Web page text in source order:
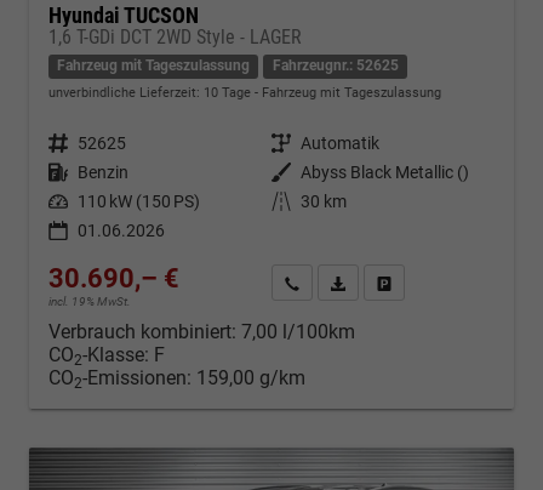
Hyundai TUCSON
1,6 T-GDi DCT 2WD Style - LAGER
Fahrzeug mit Tageszulassung Fahrzeugnr.: 52625
unverbindliche Lieferzeit: 10 Tage Fahrzeug mit Tageszulassung
Fahrzeugnr. 52625 Getriebe Automatik
Kraftstoff Benzin Außenfarbe
Abyss Black Metallic ()
Leistung 110 kW (150 PS) Kilometerstand
30 km
01.06.2026
30.690,– €
incl. 19% MwSt.
Kontakt & Angebot anfordern
PDF-Datei, Fahrzeugexposé
Verbrauch kombiniert: 7,00 l/100km
CO2-Klasse: F
CO2-Emissionen: 159,00 g/km